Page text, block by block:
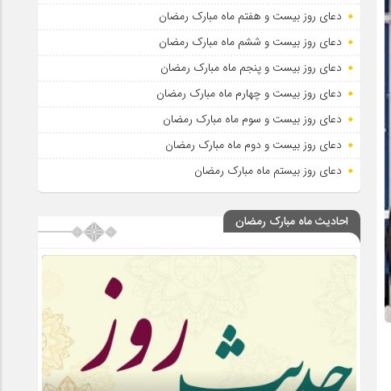
دعای روز بیست و هفتم ماه مبارک رمضان
دعای روز بیست و ششم ماه مبارک رمضان
دعای روز بیست و پنجم ماه مبارک رمضان
دعای روز بیست و چهارم ماه مبارک رمضان
دعای روز بیست و سوم ماه مبارک رمضان
دعای روز بیست و دوم ماه مبارک رمضان
دعای روز بیستم ماه مبارک رمضان
احادیث ماه مبارک رمضان